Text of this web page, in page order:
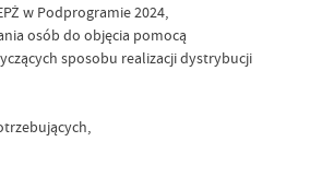
w Podprogramie 2024,
osób do objęcia pomocą
sposobu realizacji dystrybucji